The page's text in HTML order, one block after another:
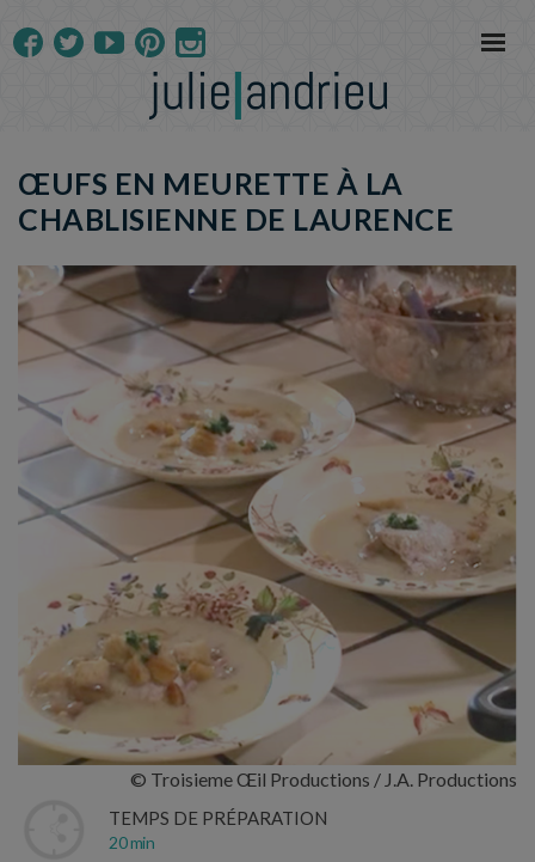
ŒUFS EN MEURETTE À LA
CHABLISIENNE DE LAURENCE
© Troisieme Œil Productions / J.A. Productions
TEMPS DE PRÉPARATION
20 min